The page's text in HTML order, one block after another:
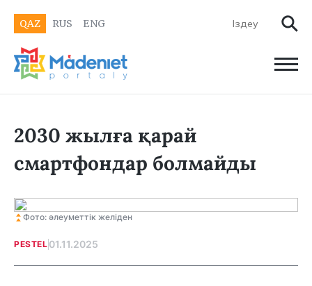
QAZ RUS ENG
2030 жылға қарай
смартфондар болмайды
Фото: әлеуметтік желіден
PESTEL 01.11.2025